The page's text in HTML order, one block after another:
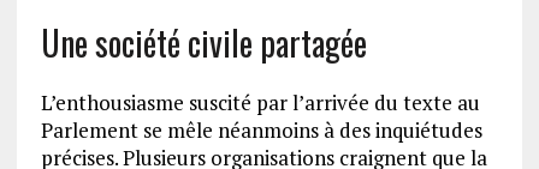
Une société civile partagée
L’enthousiasme suscité par l’arrivée du texte au
Parlement se mêle néanmoins à des inquiétudes
précises. Plusieurs organisations craignent que la